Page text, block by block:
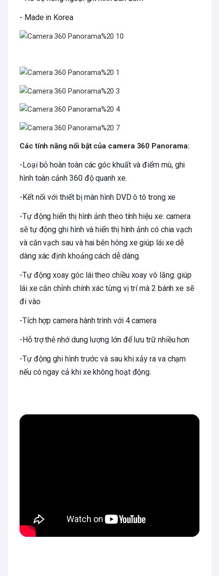
- Made in Korea
Các tính năng nổi bật của camera 360 Panorama:
-Loại bỏ hoàn toàn các góc khuất và điểm mù, ghi
hình toàn cảnh 360 độ quanh xe.
-Kết nối với thiết bị màn hình DVD ô tô trong xe
-Tự động hiển thị hình ảnh theo tính hiệu xe: camera
sẽ tự động ghi hình và hiển thị hình ảnh có chia vạch
và căn vạch sau và hai bên hông xe giúp lái xe dễ
dàng xác định khoảng cách dễ dàng.
-Tự động xoay góc lái theo chiều xoay vô lăng: giúp
lái xe căn chỉnh chính xác từng vị trí mà 2 bánh xe sẽ
đi vào
-Tích hợp camera hành trình với 4 camera
-Hỗ trợ thẻ nhớ dung lượng lớn để lưu trữ nhiều hơn
-Tự động ghi hình trước và sau khi xảy ra va chạm
nếu có ngay cả khi xe không hoạt động.